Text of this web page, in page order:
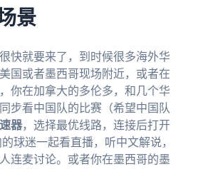
景
快就要来了，到时候很多海外华
国或者墨西哥现场附近，或者在
你在加拿大的多伦多，和几个华
步看中国队的比赛（希望中国队
器，选择最优线路，连接后打开
球迷一起看直播，听中文解说，
连麦讨论。或者你在墨西哥的墨